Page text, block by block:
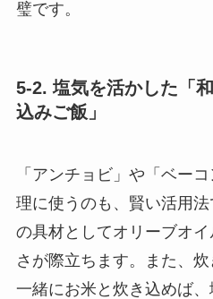
璧です。
5-2. 塩気を活かした「
込みご飯」
「アンチョビ」や「ベー
理に使うのも、賢い活用
の具材としてオリーブオ
さが際立ちます。また、
一緒にお米と炊き込めば